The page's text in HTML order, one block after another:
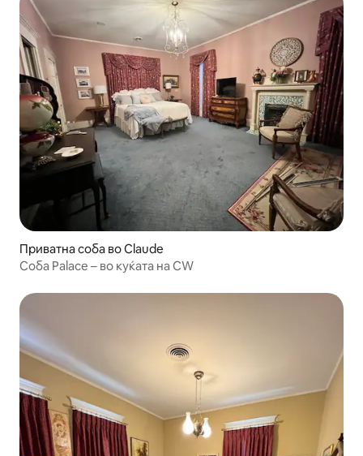
Приватна соба во Claude
Соба Palace – во куќата на CW